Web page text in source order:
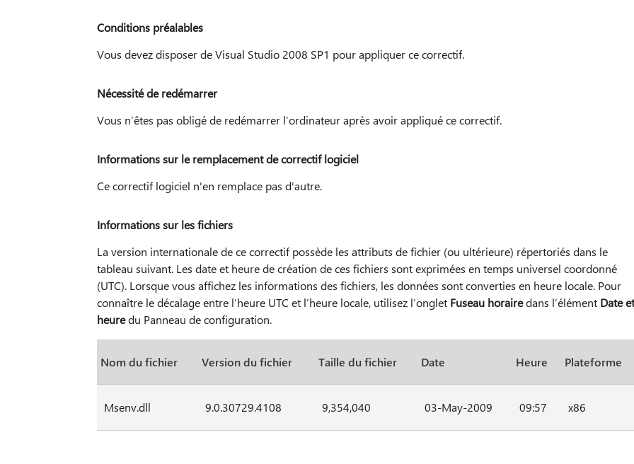
Conditions préalables
Vous devez disposer de Visual Studio 2008 SP1 pour appliquer ce correctif.
Nécessité de redémarrer
Vous n’êtes pas obligé de redémarrer l’ordinateur après avoir appliqué ce correctif.
Informations sur le remplacement de correctif logiciel
Ce correctif logiciel n'en remplace pas d'autre.
Informations sur les fichiers
La version internationale de ce correctif possède les attributs de fichier (ou ultérieure) répertoriés dans le
tableau suivant. Les date et heure de création de ces fichiers sont exprimées en temps universel coordonné
(UTC). Lorsque vous affichez les informations des fichiers, les données sont converties en heure locale. Pour
connaître le décalage entre l’heure UTC et l’heure locale, utilisez l’onglet Fuseau horairedans l’élément Date et
heuredu Panneau de configuration.
Nom du fichier Version du fichier Taille du fichier Date Heure Plateforme
Msenv.dll 9.0.30729.4108 9,354,040 03-May-2009 09:57 x86